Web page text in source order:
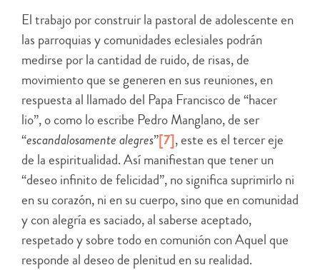
El trabajo por construir la pastoral de adolescente en
las parroquias y comunidades eclesiales podrán
medirse por la cantidad de ruido, de risas, de
movimiento que se generen en sus reuniones, en
respuesta al llamado del Papa Francisco de “hacer
lio”, o como lo escribe Pedro Manglano, de ser
“escandalosamente alegres”[7], este es el tercer eje
de la espiritualidad. Así manifiestan que tener un
“deseo infinito de felicidad”, no significa suprimirlo ni
en su corazón, ni en su cuerpo, sino que en comunidad
y con alegría es saciado, al saberse aceptado,
respetado y sobre todo en comunión con Aquel que
responde al deseo de plenitud en su realidad.